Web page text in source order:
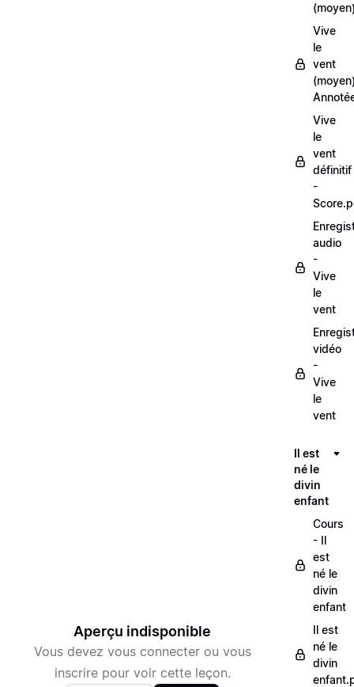
Aperçu indisponible
Vous devez vous connecter ou vous
inscrire pour voir cette leçon.
Vive
le
vent
Vive
le
vent
définitif
-
audio
-
Vive
le
vent
vidéo
-
Vive
le
vent
Il est
né le
divin
enfant
Cours
- Il
est
né le
divin
enfant
Il est
né le
divin